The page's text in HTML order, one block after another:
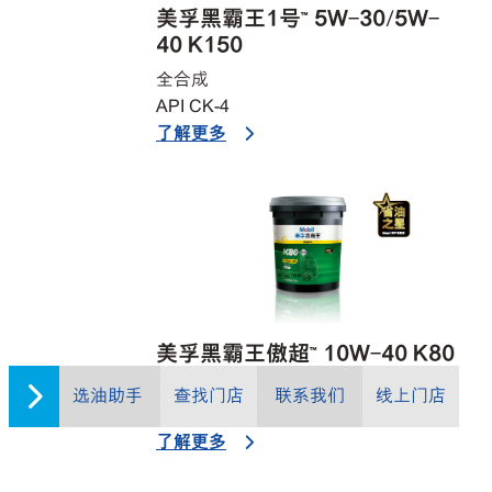
选油助手 查找门店 联系我们 线上门店
美孚黑霸王1号™ 5W-30/5W-
40 K150
全合成
API CK-4
了解更多
美孚黑霸王傲超™ 10W-40 K80
全合成
了解更多